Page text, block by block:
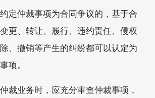
定仲裁事项为合同争议的，基于合
更、转让、履行、违约责任、侵权
、撤销等产生的纠纷都可以认定为
项。
裁业务时，应充分审查仲裁事项，